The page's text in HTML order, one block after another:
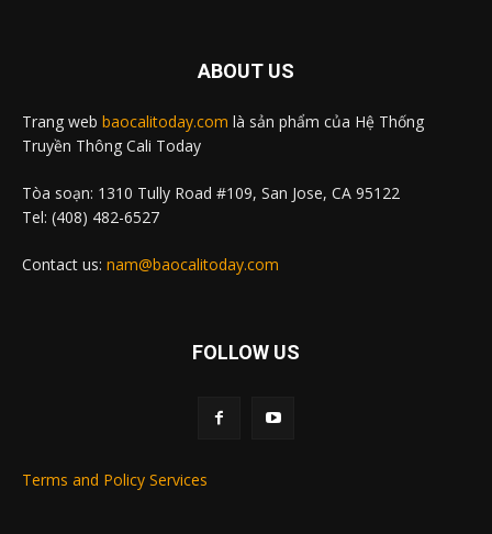
ABOUT US
Trang web baocalitoday.com là sản phẩm của Hệ Thống
Truyền Thông Cali Today
Tòa soạn: 1310 Tully Road #109, San Jose, CA 95122
Tel: (408) 482-6527
Contact us: nam@baocalitoday.com
FOLLOW US
Terms and Policy Services